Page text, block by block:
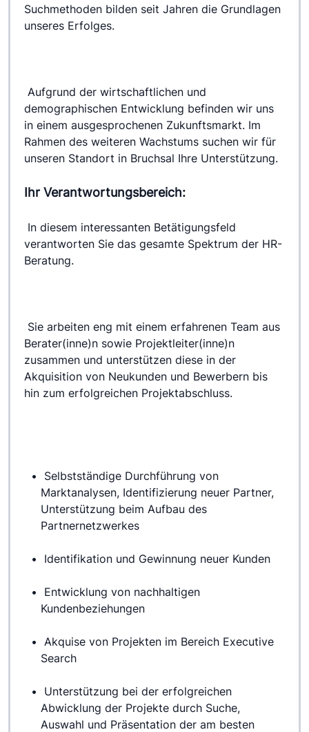
Suchmethoden bilden seit Jahren die Grundlagen
unseres Erfolges.
demographischen Entwicklung befinden wir uns
in einem ausgesprochenen Zukunftsmarkt. Im
Rahmen des weiteren Wachstums suchen wir für
unseren Standort in Bruchsal Ihre Unterstützung.
Ihr Verantwortungsbereich:
verantworten Sie das gesamte Spektrum der HR-
Beratung.
Berater(inne)n sowie Projektleiter(inne)n
zusammen und unterstützen diese in der
Akquisition von Neukunden und Bewerbern bis
hin zum erfolgreichen Projektabschluss.
Selbstständige Durchführung von
Marktanalysen, Identifizierung neuer Partner,
Unterstützung beim Aufbau des
Partnernetzwerkes
Identifikation und Gewinnung neuer Kunden
Entwicklung von nachhaltigen
Kundenbeziehungen
Akquise von Projekten im Bereich Executive
Search
Unterstützung bei der erfolgreichen
Abwicklung der Projekte durch Suche,
Auswahl und Präsentation der am besten